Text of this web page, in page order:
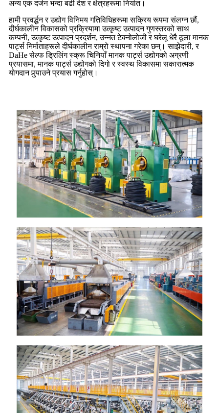
अन्य एक दर्जन भन्दा बढी देश र क्षेत्रहरूमा निर्यात।
हामी प्रवर्द्धन र उद्योग विनिमय गतिविधिहरूमा सक्रिय रूपमा संलग्न छौं,
दीर्घकालीन विकासको प्रक्रियामा उत्कृष्ट उत्पादन गुणस्तरको साथ
कम्पनी, उत्कृष्ट उत्पादन प्रदर्शन, उन्नत टेक्नोलोजी र घरेलू धेरै ठूला मानक
पार्ट्स निर्माताहरूले दीर्घकालीन राम्रो स्थापना गरेका छन्। साझेदारी, र
DaHe सेल्फ ड्रिलिंग स्क्रू चिनियाँ मानक पार्ट्स उद्योगको अग्रणी
प्रयासमा, मानक पार्ट्स उद्योगको दिगो र स्वस्थ विकासमा सकारात्मक
योगदान पुर्‍याउने प्रयास गर्नुहोस्।